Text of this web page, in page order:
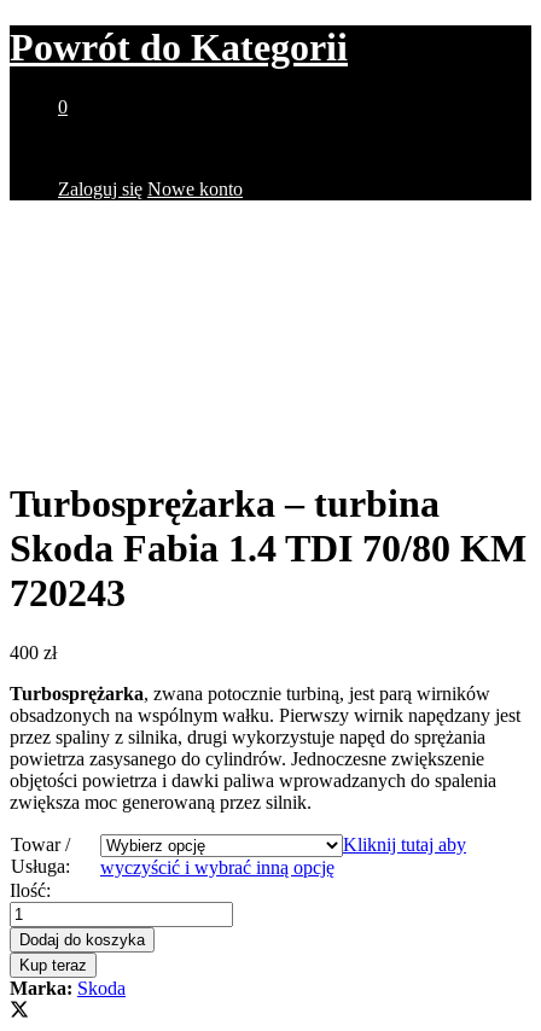
Powrót do Kategorii
0
Zaloguj się Nowe konto
Turbosprężarka – turbina
Skoda Fabia 1.4 TDI 70/80 KM
720243
400 zł
Turbosprężarka, zwana potocznie turbiną, jest parą wirników
obsadzonych na wspólnym wałku. Pierwszy wirnik napędzany jest
przez spaliny z silnika, drugi wykorzystuje napęd do sprężania
powietrza zasysanego do cylindrów. Jednoczesne zwiększenie
objętości powietrza i dawki paliwa wprowadzanych do spalenia
zwiększa moc generowaną przez silnik.
Towar /
Usługa:
Kliknij tutaj aby
wyczyścić i wybrać inną opcję
Turbosprężarka
–
turbina
Skoda
Fabia
1.4
TDI
Ilość:
Dodaj do koszyka
Kup teraz
Marka: Skoda